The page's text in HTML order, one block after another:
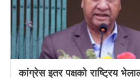
कांग्रेस इतर पक्षको राष्ट्रिय